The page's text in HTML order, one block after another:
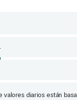
valores diarios están